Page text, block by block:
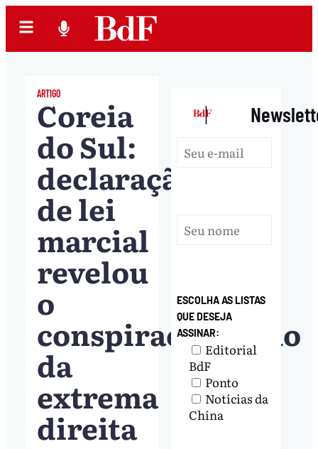
ARTIGO
Coreia
do Sul:
declaração
de lei
marcial
revelou
o
conspiracionismo
da
extrema
direita
|
ESCOLHA AS LISTAS
QUE DESEJA
ASSINAR:
Editorial
BdF
Ponto
Notícias da
China